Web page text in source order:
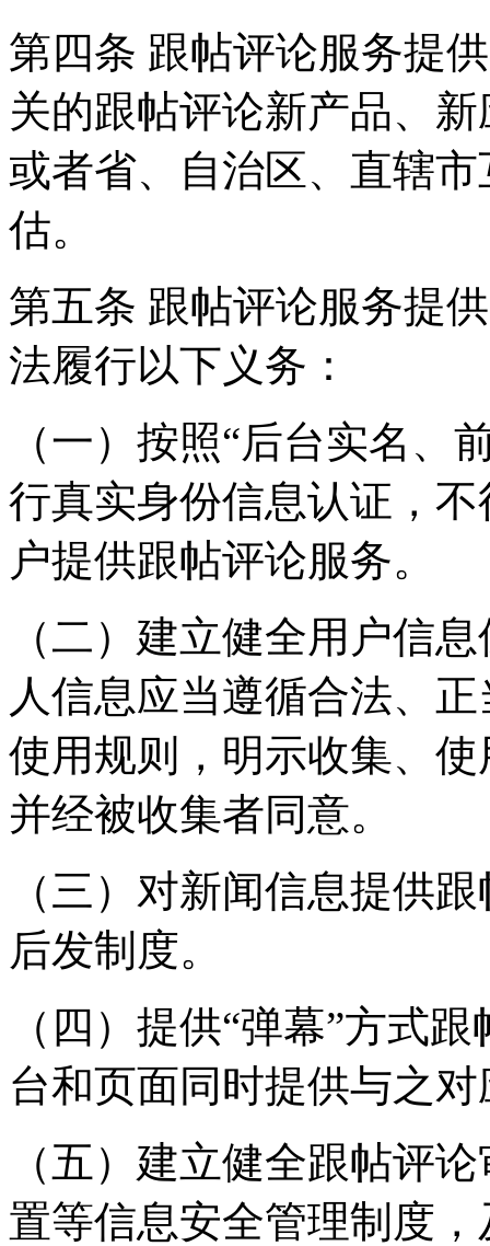
第四条 跟帖评论服务提
关的跟帖评论新产品、
或者省、自治区、直辖
估。
第五条 跟帖评论服务提
法履行以下义务：
（一）按照“后台实名、
行真实身份信息认证，
户提供跟帖评论服务。
（二）建立健全用户信
人信息应当遵循合法、
使用规则，明示收集、
并经被收集者同意。
（三）对新闻信息提供
后发制度。
（四）提供“弹幕”方式
台和页面同时提供与之
（五）建立健全跟帖评
置等信息安全管理制度